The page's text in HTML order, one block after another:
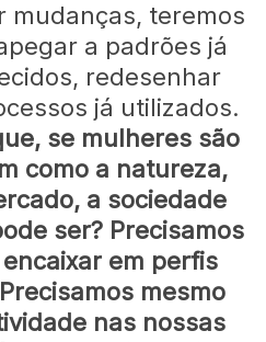
mudanças, teremos
a padrões já
redesenhar
já utilizados.
se mulheres são
como a natureza,
a sociedade
ser? Precisamos
em perfis
mesmo
nas nossas